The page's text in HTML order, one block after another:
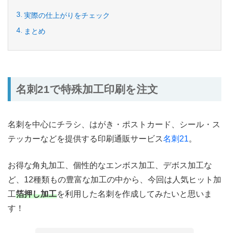
実際の仕上がりをチェック
まとめ
名刺21で特殊加工印刷を注文
名刺を中心にチラシ、はがき・ポストカード、シール・ス
テッカーなどを提供する印刷通販サービス名刺21。
お得な角丸加工、個性的なエンボス加工、デボス加工な
ど、12種類もの豊富な加工の中から、今回は人気ヒット加
工箔押し加工を利用した名刺を作成してみたいと思いま
す！